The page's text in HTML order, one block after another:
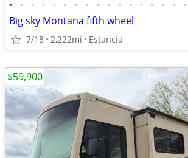
• • • • • • • • • • • • • • • • •
Big sky Montana fifth wheel
7/18 2,222mi Estancia
$59,900